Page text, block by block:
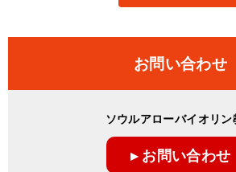
お問い合わせ
ソウルアローバイオリン
▸ お問い合わせ